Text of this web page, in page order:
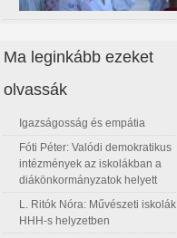
Ma leginkább ezeket
olvassák
Igazságosság és empátia
Fóti Péter: Valódi demokratikus
intézmények az iskolákban a
diákönkormányzatok helyett
L. Ritók Nóra: Művészeti iskolák
HHH-s helyzetben